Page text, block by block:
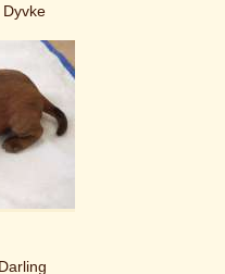
Dyvke
Darling